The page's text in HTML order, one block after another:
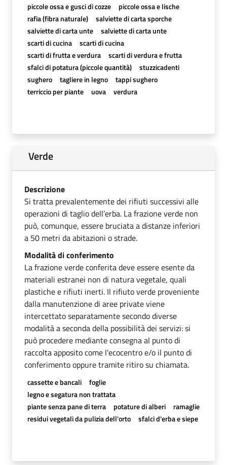
piccole ossa e gusci di cozze
piccole ossa e lische
rafia (fibra naturale)
salviette di carta sporche
salviette di carta unte
salviette di carta unte
scarti di cucina
scarti di cucina
scarti di frutta e verdura
scarti di verdura e frutta
sfalci di potatura (piccole quantità)
stuzzicadenti
sughero
tagliere in legno
tappi sughero
terriccio per piante
uova verdura
Verde
Descrizione
Si tratta prevalentemente dei rifiuti successivi alle
operazioni di taglio dell’erba. La frazione verde non
può, comunque, essere bruciata a distanze inferiori
a 50 metri da abitazioni o strade.
Modalità di conferimento
La frazione verde conferita deve essere esente da
materiali estranei non di natura vegetale, quali
plastiche e rifiuti inerti. Il rifiuto verde proveniente
dalla manutenzione di aree private viene
intercettato separatamente secondo diverse
modalità a seconda della possibilità dei servizi: si
può procedere mediante consegna al punto di
raccolta apposito come l'ecocentro e/o il punto di
conferimento oppure tramite ritiro su chiamata.
cassette e bancali
foglie
legno e segatura non trattata
piante senza pane di terra
potature di alberi
ramaglie
residui vegetali da pulizia dell'orto
sfalci d'erba e siepe